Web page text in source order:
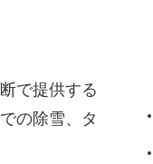
で提供する
の除雪、タ